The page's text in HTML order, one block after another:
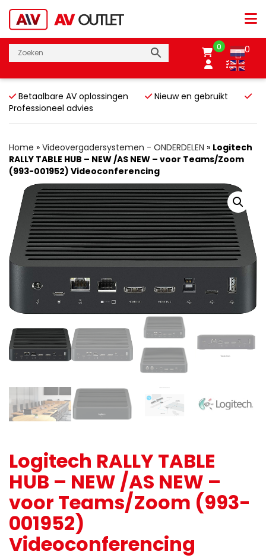
0
0
Betaalbare AV oplossingen
Nieuw en gebruikt
Professioneel advies
Home » Videovergadersystemen - ONDERDELEN » Logitech
RALLY TABLE HUB – NEW /AS NEW – voor Teams/Zoom
(993-001952) Videoconferencing
Logitech RALLY TABLE
HUB – NEW /AS NEW –
voor Teams/Zoom (993-
001952)
Videoconferencing